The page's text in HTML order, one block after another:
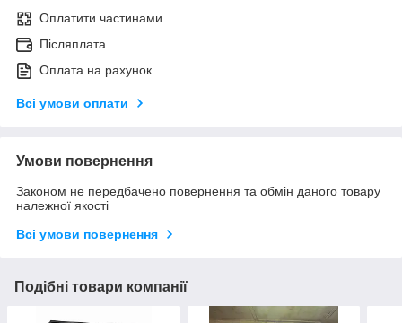
Оплатити частинами
Післяплата
Оплата на рахунок
Всі умови оплати
Умови повернення
Законом не передбачено повернення та обмін даного товару
належної якості
Всі умови повернення
Подібні товари компанії